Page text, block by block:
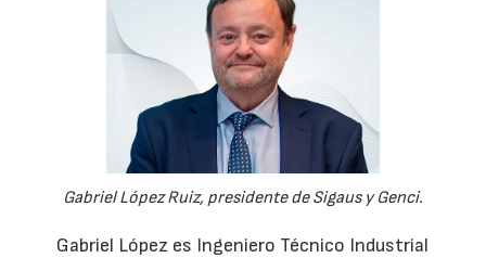
Gabriel López Ruiz, presidente de Sigaus y Genci.
Gabriel López es Ingeniero Técnico Industrial